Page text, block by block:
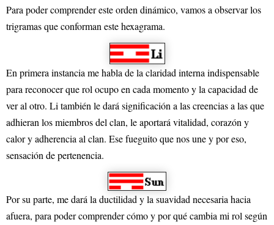
Para poder comprender este orden dinámico, vamos a observar los
trigramas que conforman este hexagrama.
En primera instancia me habla de la claridad interna indispensable
para reconocer que rol ocupo en cada momento y la capacidad de
ver al otro. Li también le dará significación a las creencias a las que
adhieran los miembros del clan, le aportará vitalidad, corazón y
calor y adherencia al clan. Ese fueguito que nos une y por eso,
sensación de pertenencia.
Por su parte, me dará la ductilidad y la suavidad necesaria hacia
afuera, para poder comprender cómo y por qué cambia mi rol según